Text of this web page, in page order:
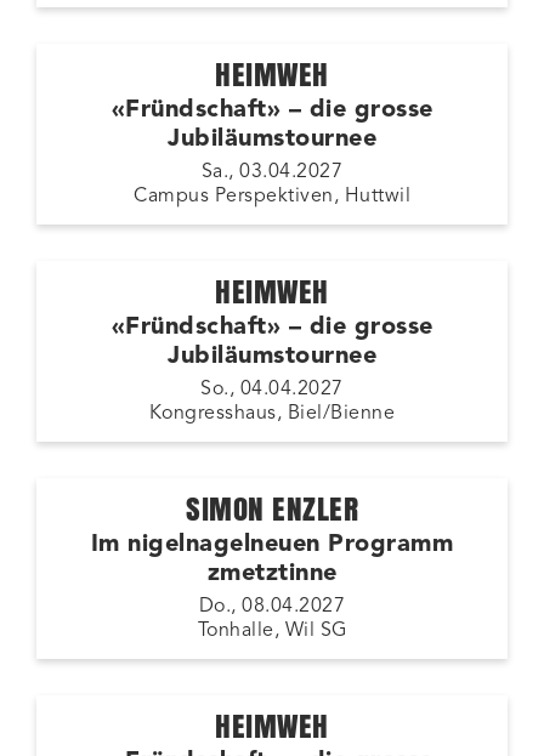
HEIMWEH
«Fründschaft» – die grosse
Jubiläumstournee
Sa., 03.04.2027
Campus Perspektiven, Huttwil
HEIMWEH
«Fründschaft» – die grosse
Jubiläumstournee
So., 04.04.2027
Kongresshaus, Biel/Bienne
SIMON ENZLER
Im nigelnagelneuen Programm
zmetztinne
Do., 08.04.2027
Tonhalle, Wil SG
HEIMWEH